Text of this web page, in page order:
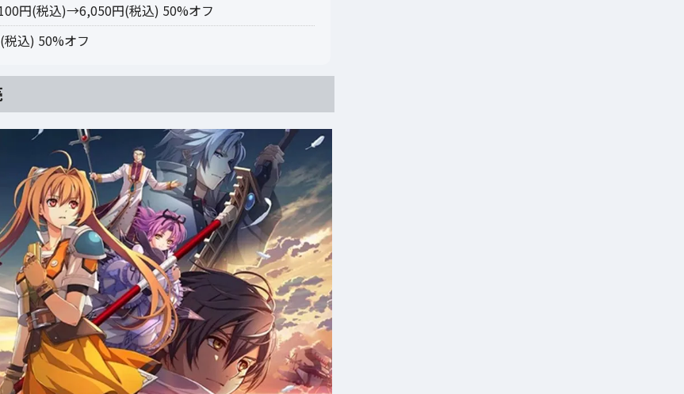
円(税込)→6,050円(税込) 50%オフ
込) 50%オフ